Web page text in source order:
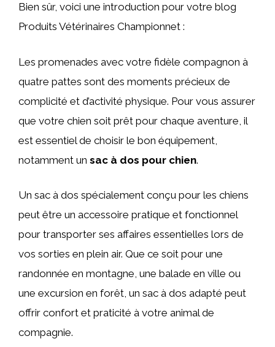
Bien sûr, voici une introduction pour votre blog
Produits Vétérinaires Championnet :
Les promenades avec votre fidèle compagnon à
quatre pattes sont des moments précieux de
complicité et d’activité physique. Pour vous assurer
que votre chien soit prêt pour chaque aventure, il
est essentiel de choisir le bon équipement,
notamment un sac à dos pour chien.
Un sac à dos spécialement conçu pour les chiens
peut être un accessoire pratique et fonctionnel
pour transporter ses affaires essentielles lors de
vos sorties en plein air. Que ce soit pour une
randonnée en montagne, une balade en ville ou
une excursion en forêt, un sac à dos adapté peut
offrir confort et praticité à votre animal de
compagnie.